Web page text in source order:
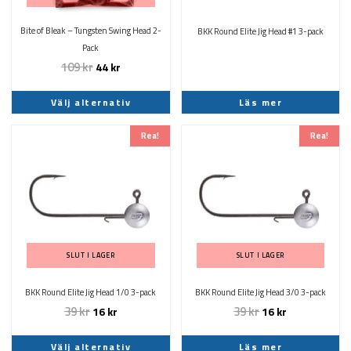
Bite of Bleak – Tungsten Swing Head 2-
Pack
109kr 44kr
Välj alternativ
alternativen
kan
väljas
BKK Round Elite Jig Head #1 3-pack
Läs mer
Rea!
SLUT I LAGER
BKK Round Elite Jig Head 1/0 3-pack
39kr 16kr
Välj alternativ
varianter.
olika
alternativen
kan
väljas
produktsidan
Rea!
SLUT I LAGER
BKK Round Elite Jig Head 3/0 3-pack
39kr
ursprungliga
16kr
Det
nuvarande
16 kr.
Läs mer